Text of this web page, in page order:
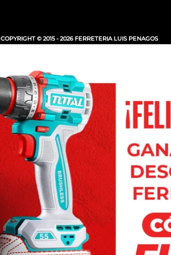
COPYRIGHT © 2015 - 2026 FERRETERIA LUIS PENAGOS